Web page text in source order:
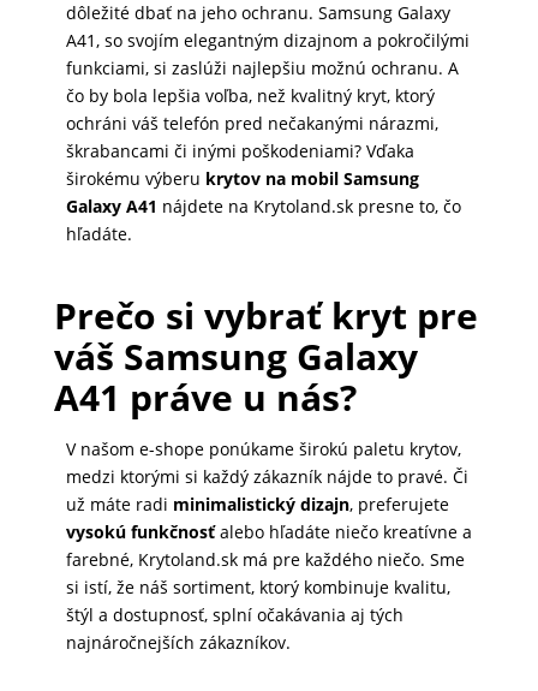
dôležité dbať na jeho ochranu. Samsung Galaxy
A41, so svojím elegantným dizajnom a pokročilými
funkciami, si zaslúži najlepšiu možnú ochranu. A
čo by bola lepšia voľba, než kvalitný kryt, ktorý
ochráni váš telefón pred nečakanými nárazmi,
škrabancami či inými poškodeniami? Vďaka
širokému výberu krytov na mobil Samsung
Galaxy A41 nájdete na Krytoland.sk presne to, čo
hľadáte.
Prečo si vybrať kryt pre
váš Samsung Galaxy
A41 práve u nás?
V našom e-shope ponúkame širokú paletu krytov,
medzi ktorými si každý zákazník nájde to pravé. Či
už máte radi minimalistický dizajn, preferujete
vysokú funkčnosťalebo hľadáte niečo kreatívne a
farebné, Krytoland.sk má pre každého niečo. Sme
si istí, že náš sortiment, ktorý kombinuje kvalitu,
štýl a dostupnosť, splní očakávania aj tých
najnáročnejších zákazníkov.